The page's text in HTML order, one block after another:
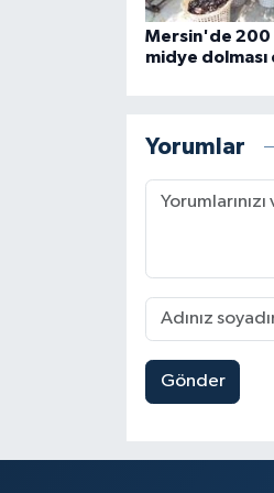
Mersin'de 200
midye
Yorumlar
Gönder